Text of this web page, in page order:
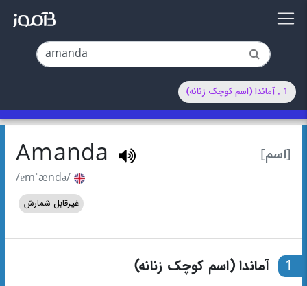
1 . آماندا (اسم کوچک زنانه)
[اسم] Amanda
/ɐmˈændə/
غیرقابل شمارش
1 آماندا (اسم کوچک زنانه)